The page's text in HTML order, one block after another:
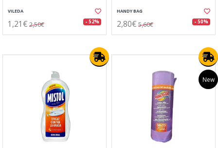
VILEDA
1,21€ 2,50€ - 52%
HANDY BAG
2,80€ 5,60€ - 50%
New